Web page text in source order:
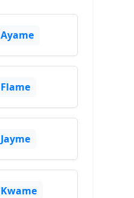
Ayame
Flame
Jayme
Kwame